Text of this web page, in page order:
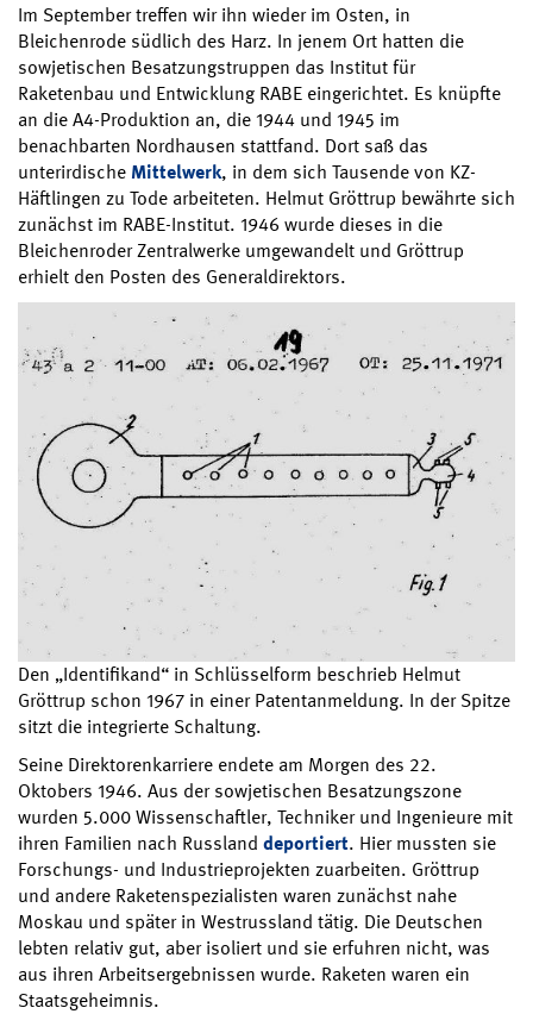
Im September treffen wir ihn wieder im Osten, in
Bleichenrode südlich des Harz. In jenem Ort hatten die
sowjetischen Besatzungstruppen das Institut für
Raketenbau und Entwicklung RABE eingerichtet. Es knüpfte
an die A4-Produktion an, die 1944 und 1945 im
benachbarten Nordhausen stattfand. Dort saß das
unterirdische Mittelwerk, in dem sich Tausende von KZ-
Häftlingen zu Tode arbeiteten. Helmut Gröttrup bewährte sich
zunächst im RABE-Institut. 1946 wurde dieses in die
Bleichenroder Zentralwerke umgewandelt und Gröttrup
erhielt den Posten des Generaldirektors.
Den „Identifikand“ in Schlüsselform beschrieb Helmut
Gröttrup schon 1967 in einer Patentanmeldung. In der Spitze
sitzt die integrierte Schaltung.
Seine Direktorenkarriere endete am Morgen des 22.
Oktobers 1946. Aus der sowjetischen Besatzungszone
wurden 5.000 Wissenschaftler, Techniker und Ingenieure mit
ihren Familien nach Russland deportiert. Hier mussten sie
Forschungs- und Industrieprojekten zuarbeiten. Gröttrup
und andere Raketenspezialisten waren zunächst nahe
Moskau und später in Westrussland tätig. Die Deutschen
lebten relativ gut, aber isoliert und sie erfuhren nicht, was
aus ihren Arbeitsergebnissen wurde. Raketen waren ein
Staatsgeheimnis.